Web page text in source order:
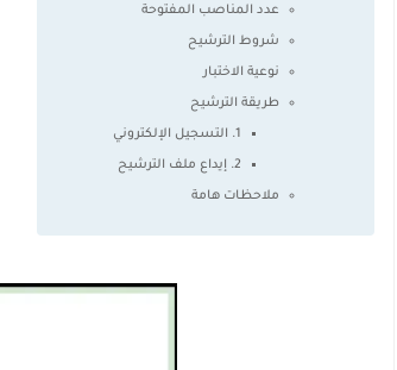
عدد المناصب المفتوحة
شروط الترشيح
نوعية الاختبار
طريقة الترشيح
1. التسجيل الإلكتروني
2. إيداع ملف الترشيح
ملاحظات هامة